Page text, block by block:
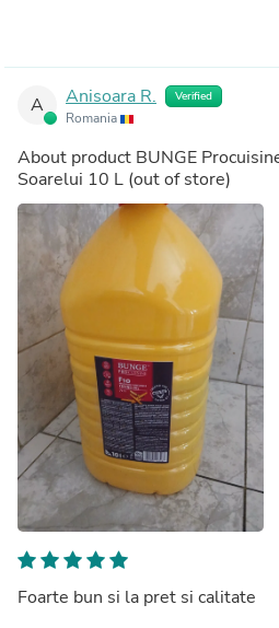
A Anisoara R. Verified
Romania
About product BUNGE
Soarelui 10 L (out of store)
Foarte bun si la pret si calitate